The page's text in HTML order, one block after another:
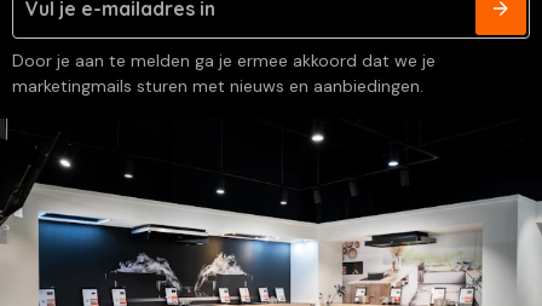
Door je aan te melden ga je ermee akkoord dat we je
marketingmails sturen met nieuws en aanbiedingen.